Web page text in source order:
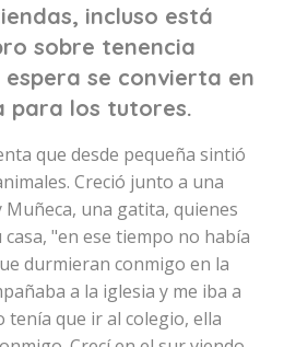
incluso está
sobre tenencia
espera se convierta en
para los tutores.
que desde pequeña sintió
Creció junto a una
una gatita, quienes
"en ese tiempo no había
durmieran conmigo en la
a la iglesia y me iba a
tenía que ir al colegio, ella